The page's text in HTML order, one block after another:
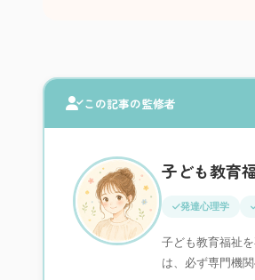
この記事の監修者
子ども教育
発達心理学
子ども教育福祉
は、必ず専門機